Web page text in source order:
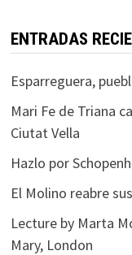
ENTRADAS
Esparreguera,
Mari Fe de Triana
Ciutat Vella
Hazlo por
El Molino reabre
Lecture by Marta
Mary, London